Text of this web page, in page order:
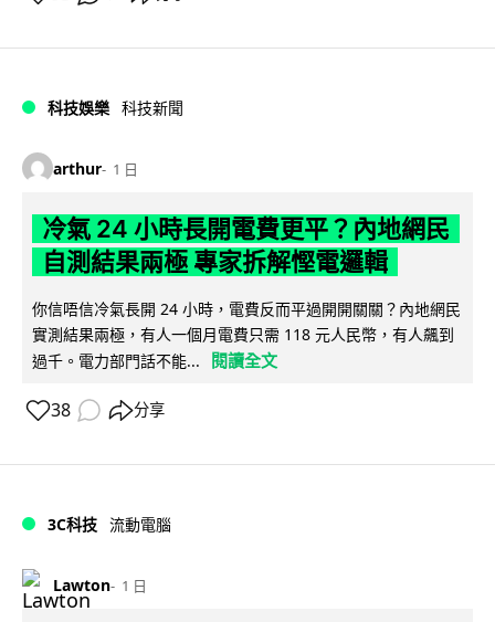
科技娛樂 科技新聞
arthur 1 日
冷氣 24 小時長開電費更平？內地網民
自測結果兩極 專家拆解慳電邏輯
你信唔信冷氣長開 24 小時，電費反而平過開開關關？內地網民
實測結果兩極，有人一個月電費只需 118 元人民幣，有人飆到
過千。電力部門話不能...
閱讀全文
38 分享
3C科技 流動電腦
Lawton 1 日